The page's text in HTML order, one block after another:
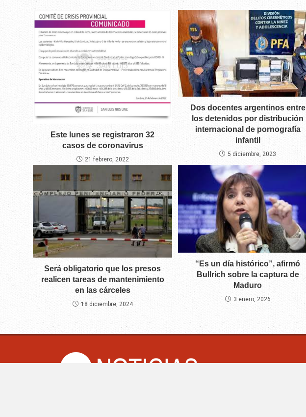
Este lunes se registraron 32
casos de coronavirus
21 febrero, 2022
Dos docentes argentinos entre
los detenidos por distribución
internacional de pornografía
infantil
5 diciembre, 2023
Será obligatorio que los presos
realicen tareas de mantenimiento
en las cárceles
18 diciembre, 2024
“Es un día histórico”, afirmó
Bullrich sobre la captura de
Maduro
3 enero, 2026